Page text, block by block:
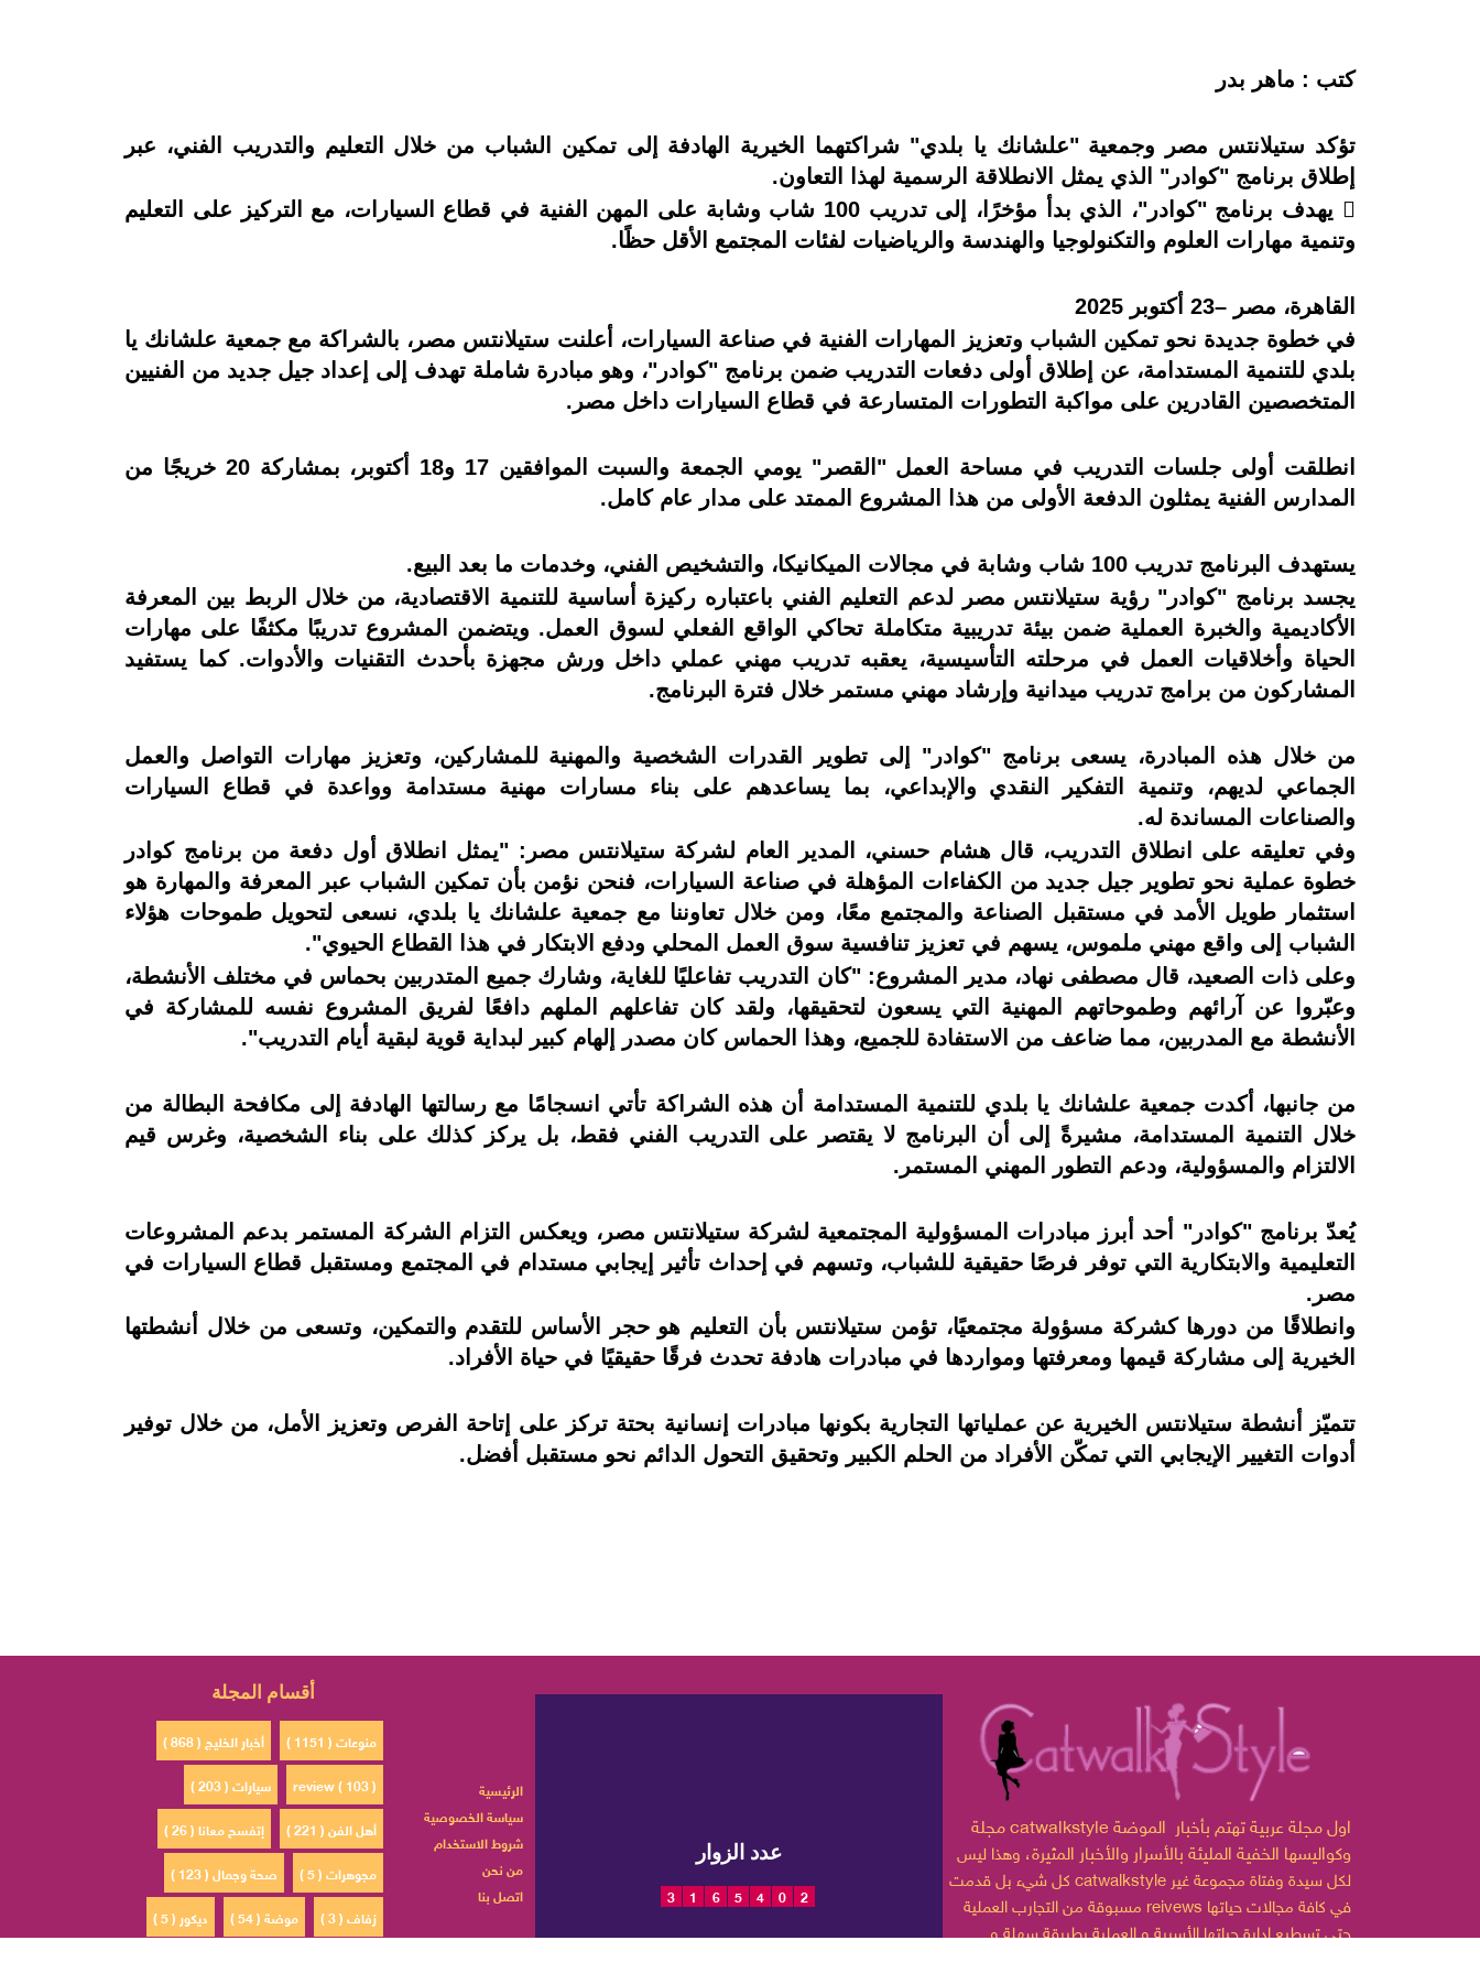
كتب : ماهر بدر
تؤكد ستيلانتس مصر وجمعية "علشانك يا بلدي" شراكتهما الخيرية الهادفة إلى تمكين الشباب من خلال التعليم والتدريب الفني، عبر
إطلاق برنامج "كوادر" الذي يمثل الانطلاقة الرسمية لهذا التعاون.
 يهدف برنامج "كوادر"، الذي بدأ مؤخرًا، إلى تدريب 100 شاب وشابة على المهن الفنية في قطاع السيارات، مع التركيز على التعليم
وتنمية مهارات العلوم والتكنولوجيا والهندسة والرياضيات لفئات المجتمع الأقل حظًا.
القاهرة، مصر –23 أكتوبر 2025
في خطوة جديدة نحو تمكين الشباب وتعزيز المهارات الفنية في صناعة السيارات، أعلنت ستيلانتس مصر، بالشراكة مع جمعية علشانك يا
بلدي للتنمية المستدامة، عن إطلاق أولى دفعات التدريب ضمن برنامج "كوادر"، وهو مبادرة شاملة تهدف إلى إعداد جيل جديد من الفنيين
المتخصصين القادرين على مواكبة التطورات المتسارعة في قطاع السيارات داخل مصر.
انطلقت أولى جلسات التدريب في مساحة العمل "القصر" يومي الجمعة والسبت الموافقين 17 و18 أكتوبر، بمشاركة 20 خريجًا من
المدارس الفنية يمثلون الدفعة الأولى من هذا المشروع الممتد على مدار عام كامل.
يستهدف البرنامج تدريب 100 شاب وشابة في مجالات الميكانيكا، والتشخيص الفني، وخدمات ما بعد البيع.
يجسد برنامج "كوادر" رؤية ستيلانتس مصر لدعم التعليم الفني باعتباره ركيزة أساسية للتنمية الاقتصادية، من خلال الربط بين المعرفة
الأكاديمية والخبرة العملية ضمن بيئة تدريبية متكاملة تحاكي الواقع الفعلي لسوق العمل. ويتضمن المشروع تدريبًا مكثفًا على مهارات
الحياة وأخلاقيات العمل في مرحلته التأسيسية، يعقبه تدريب مهني عملي داخل ورش مجهزة بأحدث التقنيات والأدوات. كما يستفيد
المشاركون من برامج تدريب ميدانية وإرشاد مهني مستمر خلال فترة البرنامج.
من خلال هذه المبادرة، يسعى برنامج "كوادر" إلى تطوير القدرات الشخصية والمهنية للمشاركين، وتعزيز مهارات التواصل والعمل
الجماعي لديهم، وتنمية التفكير النقدي والإبداعي، بما يساعدهم على بناء مسارات مهنية مستدامة وواعدة في قطاع السيارات
والصناعات المساندة له.
وفي تعليقه على انطلاق التدريب، قال هشام حسني، المدير العام لشركة ستيلانتس مصر: "يمثل انطلاق أول دفعة من برنامج كوادر
خطوة عملية نحو تطوير جيل جديد من الكفاءات المؤهلة في صناعة السيارات، فنحن نؤمن بأن تمكين الشباب عبر المعرفة والمهارة هو
استثمار طويل الأمد في مستقبل الصناعة والمجتمع معًا، ومن خلال تعاوننا مع جمعية علشانك يا بلدي، نسعى لتحويل طموحات هؤلاء
الشباب إلى واقع مهني ملموس، يسهم في تعزيز تنافسية سوق العمل المحلي ودفع الابتكار في هذا القطاع الحيوي".
وعلى ذات الصعيد، قال مصطفى نهاد، مدير المشروع: "كان التدريب تفاعليًا للغاية، وشارك جميع المتدربين بحماس في مختلف الأنشطة،
وعبّروا عن آرائهم وطموحاتهم المهنية التي يسعون لتحقيقها، ولقد كان تفاعلهم الملهم دافعًا لفريق المشروع نفسه للمشاركة في
الأنشطة مع المدربين، مما ضاعف من الاستفادة للجميع، وهذا الحماس كان مصدر إلهام كبير لبداية قوية لبقية أيام التدريب".
من جانبها، أكدت جمعية علشانك يا بلدي للتنمية المستدامة أن هذه الشراكة تأتي انسجامًا مع رسالتها الهادفة إلى مكافحة البطالة من
خلال التنمية المستدامة، مشيرةً إلى أن البرنامج لا يقتصر على التدريب الفني فقط، بل يركز كذلك على بناء الشخصية، وغرس قيم
الالتزام والمسؤولية، ودعم التطور المهني المستمر.
يُعدّ برنامج "كوادر" أحد أبرز مبادرات المسؤولية المجتمعية لشركة ستيلانتس مصر، ويعكس التزام الشركة المستمر بدعم المشروعات
التعليمية والابتكارية التي توفر فرصًا حقيقية للشباب، وتسهم في إحداث تأثير إيجابي مستدام في المجتمع ومستقبل قطاع السيارات في
مصر.
وانطلاقًا من دورها كشركة مسؤولة مجتمعيًا، تؤمن ستيلانتس بأن التعليم هو حجر الأساس للتقدم والتمكين، وتسعى من خلال أنشطتها
الخيرية إلى مشاركة قيمها ومعرفتها ومواردها في مبادرات هادفة تحدث فرقًا حقيقيًا في حياة الأفراد.
تتميّز أنشطة ستيلانتس الخيرية عن عملياتها التجارية بكونها مبادرات إنسانية بحتة تركز على إتاحة الفرص وتعزيز الأمل، من خلال توفير
أدوات التغيير الإيجابي التي تمكّن الأفراد من الحلم الكبير وتحقيق التحول الدائم نحو مستقبل أفضل.
أقسام المجلة
أخبار الخليج ( 868 )
منوعات ( 1151 )
سيارات ( 203 )
review ( 103 )
إتفسح معانا ( 26 )
أهل الفن ( 221 )
صحة وجمال ( 123 )
مجوهرات ( 5 )
ديكور ( 5 )
موضة ( 54 )
زفاف ( 3 )
الرئيسية
سياسة الخصوصية
شروط الاستخدام
من نحن
اتصل بنا
عدد الزوار
3 1 6 5 4 0 2
مجلة catwalkstyle اول مجلة عربية تهتم بأخبار الموضة
وكواليسها الخفية المليئة بالأسرار والأخبار المثيرة، وهذا ليس
catwalkstyleلكل سيدة وفتاة مجموعة غير
مسبوقة من التجارب العملية reivews في كافة مجالات حياتها
حتى تسطيع إدارة حياتها الأسرية و العملية بطريقة سهلة و